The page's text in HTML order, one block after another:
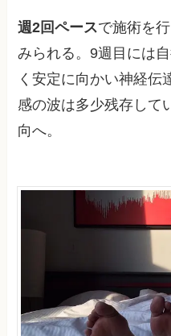
週2回ペースで施術を
みられる。9週目には
く安定に向かい神経伝
感の波は多少残存して
向へ。